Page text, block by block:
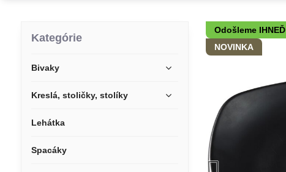
Odošleme IHNEĎ
NOVINKA
Kategórie
Bivaky
Kreslá, stoličky, stolíky
Lehátka
Spacáky